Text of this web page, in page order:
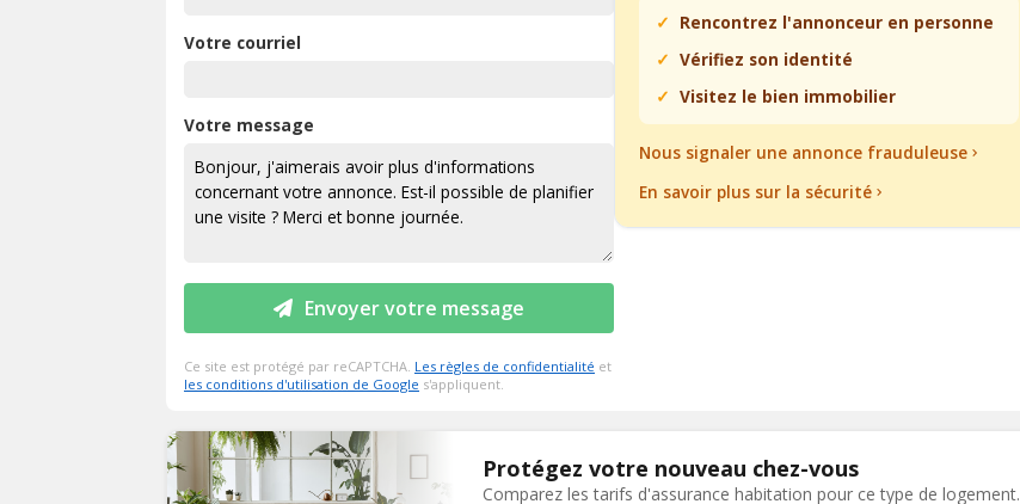
Votre courriel
Votre message
Envoyer votre message
Ce site est protégé par reCAPTCHA. Les règles de confidentialité et
les conditions d'utilisation de Google s'appliquent.
Rencontrez l'annonceur en personne
Vérifiez son identité
Visitez le bien immobilier
Nous signaler une annonce frauduleuse
En savoir plus sur la sécurité
Protégez votre nouveau chez-vous
Comparez les tarifs d'assurance habitation pour ce type de logement.